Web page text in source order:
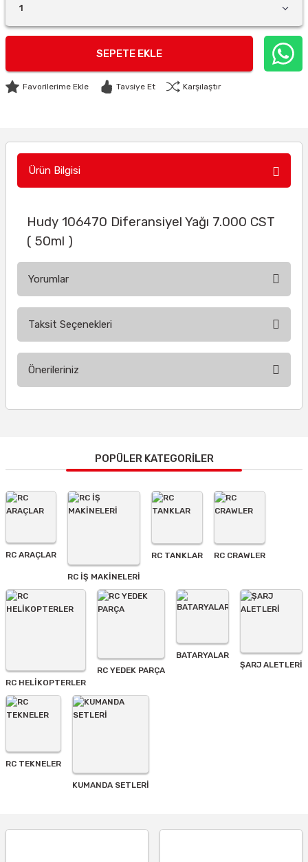
SEPETE EKLE
Tavsiye Et Karşılaştır
Ürün Bilgisi
Hudy 106470 Diferansiyel Yağı 7.000 CST
( 50ml )
Yorumlar
Taksit Seçenekleri
Önerileriniz
Görüş ve önerileriniz için teşekkür ederiz.
Ürün resmi kalitesiz, bozuk veya görüntülenemiyor.
Ürün açıklamasında eksik bilgiler bulunuyor.
Ürün fiyatı diğer sitelerden daha pahalı.
Bu ürüne benzer farklı alternatifler olmalı.
Gönder
POPÜLER KATEGORİLER
RC ARAÇLAR
RC İŞ MAKİNELERİ
RC TANKLAR RC CRAWLER
RC HELİKOPTERLER
RC YEDEK PARÇA
BATARYALAR
ŞARJ ALETLERI
RC TEKNELER
KUMANDA SETLERİ